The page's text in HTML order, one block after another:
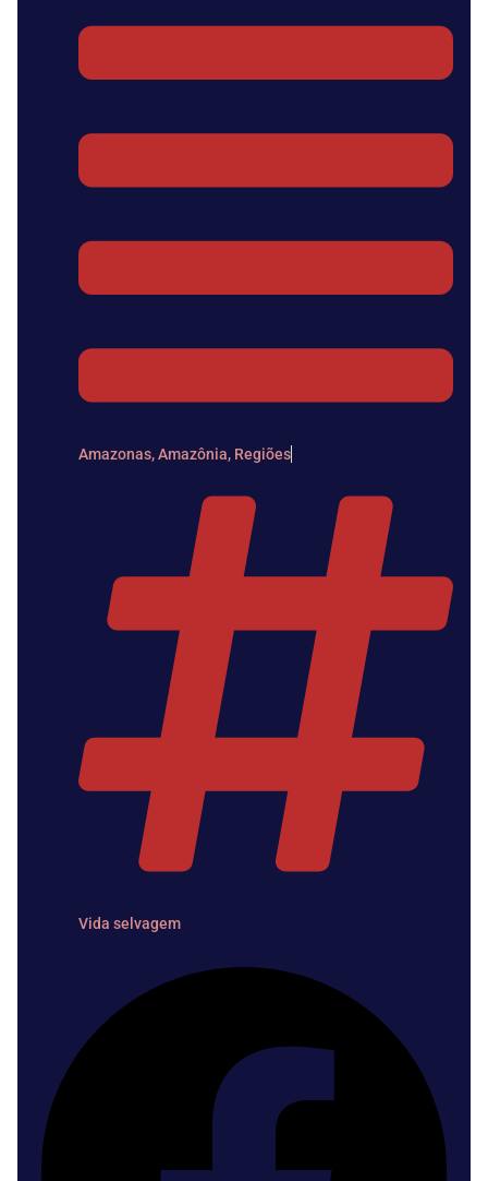
Amazonas,Amazônia, Regiões
Vida selvagem